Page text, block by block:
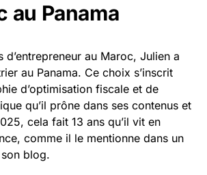
au Panama
d’entrepreneur au Maroc, Julien a
au Panama. Ce choix s’inscrit
d’optimisation fiscale et de
qu’il prône dans ses contenus et
cela fait 13 ans qu’il vit en
comme il le mentionne dans un
blog.